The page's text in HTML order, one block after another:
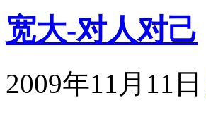
宽大-对人对己
2009年11月11日